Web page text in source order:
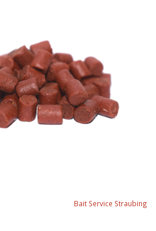
Bait Service Straubing